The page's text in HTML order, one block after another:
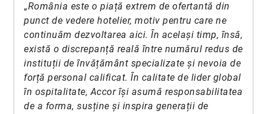
„România este o piață extrem de ofertantă din
punct de vedere hotelier, motiv pentru care ne
continuăm dezvoltarea aici. În același timp, însă,
există o discrepanță reală între numărul redus de
instituții de învățământ specializate și nevoia de
forță personal calificat. În calitate de lider global
în ospitalitate, Accor își asumă responsabilitatea
de a forma, susține și inspira generații de